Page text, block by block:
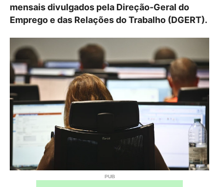
mensais divulgados pela Direção-Geral do
Emprego e das Relações do Trabalho (DGERT).